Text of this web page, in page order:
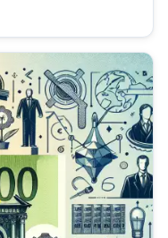
své peníze. S